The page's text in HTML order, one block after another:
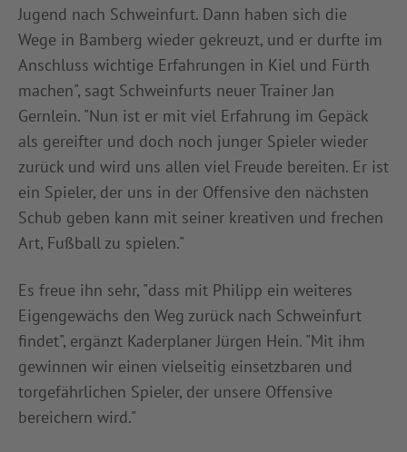
Jugend nach Schweinfurt. Dann haben sich die
Wege in Bamberg wieder gekreuzt, und er durfte im
Anschluss wichtige Erfahrungen in Kiel und Fürth
machen", sagt Schweinfurts neuer Trainer Jan
Gernlein. "Nun ist er mit viel Erfahrung im Gepäck
als gereifter und doch noch junger Spieler wieder
zurück und wird uns allen viel Freude bereiten. Er ist
ein Spieler, der uns in der Offensive den nächsten
Schub geben kann mit seiner kreativen und frechen
Art, Fußball zu spielen."
Es freue ihn sehr, "dass mit Philipp ein weiteres
Eigengewächs den Weg zurück nach Schweinfurt
findet", ergänzt Kaderplaner Jürgen Hein. "Mit ihm
gewinnen wir einen vielseitig einsetzbaren und
torgefährlichen Spieler, der unsere Offensive
bereichern wird."